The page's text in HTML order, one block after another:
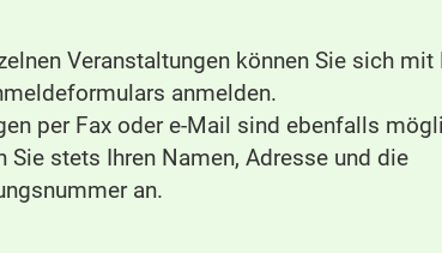
Veranstaltungen können Sie sich
anmelden.
per Fax oder e-Mail sind ebenfalls
Sie stets Ihren Namen, Adresse und die
an.